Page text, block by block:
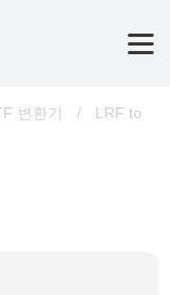
변환기 /
LRF to